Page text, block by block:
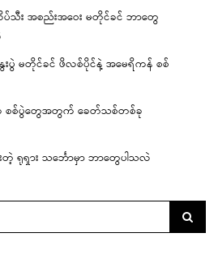
သီး အစည်းအဝေး မတိုင်ခင် ဘာတွေ
းပွဲ မတိုင်ခင် ဖိလစ်ပိုင်နဲ့ အမေရိကန် စစ်
စစ်ပွဲတွေအတွက် ခေတ်သစ်တစ်ခု
တဲ့ ရုရှား သင်္ဘောမှာ ဘာတွေပါသလဲ